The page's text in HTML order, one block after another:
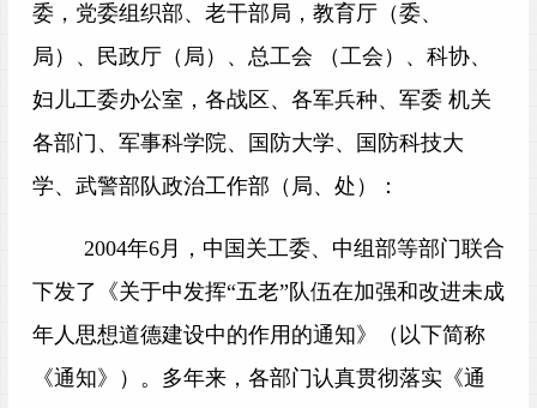
委，党委组织部、老干部局，教育厅（委、
局）、民政厅（局）、总工会 （工会）、科协、
妇儿工委办公室，各战区、各军兵种、军委 机关
各部门、军事科学院、国防大学、国防科技大
学、武警部队政治工作部（局、处）：
2004年6月，中国关工委、中组部等部门联合
下发了《关于中发挥“五老”队伍在加强和改进未成
年人思想道德建设中的作用的通知》（以下简称
《通知》）。多年来，各部门认真贯彻落实《通